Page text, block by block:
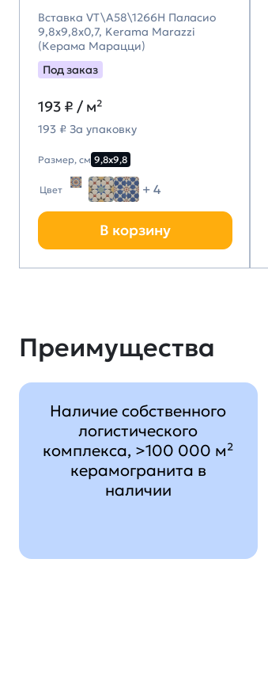
Вставка VT\A58\1266H Паласио
9,8x9,8x0,7, Kerama Marazzi
(Керама Марацци)
Под заказ
193 ₽ / м²
193 ₽ За упаковку
Размер, см 9,8х9,8
Цвет + 4
В корзину
Преимущества
Наличие собственного
логистического
комплекса, >100 000 м²
керамогранита в
наличии